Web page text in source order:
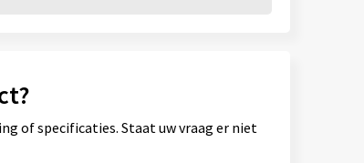
of specificaties. Staat uw vraag er niet